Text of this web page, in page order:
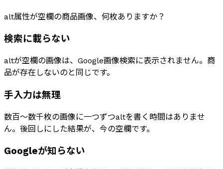
alt属性が空欄の商品画像、何枚ありますか？
検索に載らない
altが空欄の画像は、Google画像検索に表示されません。商
品が存在しないのと同じです。
手入力は無理
数百〜数千枚の画像に一つずつaltを書く時間はありませ
ん。後回しにした結果が、今の空欄です。
Googleが知らない